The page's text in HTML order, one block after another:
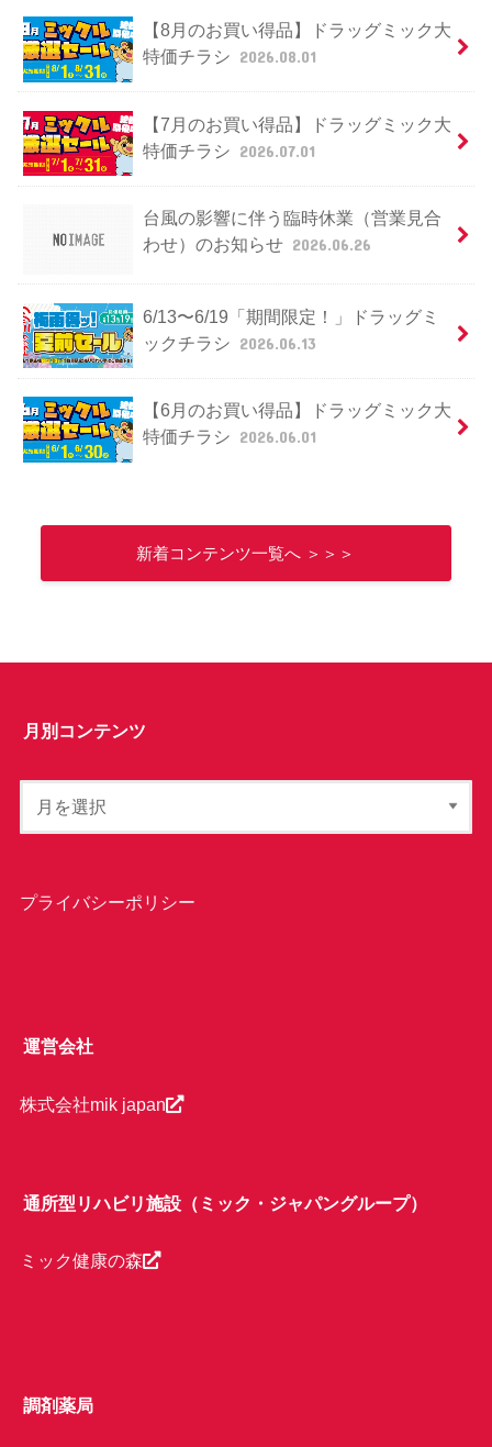
【8月のお買い得品】ドラッグミック大
特価チラシ 2026.08.01
【7月のお買い得品】ドラッグミック大
特価チラシ 2026.07.01
台風の影響に伴う臨時休業（営業見合
わせ）のお知らせ 2026.06.26
6/13〜6/19「期間限定！」ドラッグミ
ックチラシ 2026.06.13
【6月のお買い得品】ドラッグミック大
特価チラシ 2026.06.01
新着コンテンツ一覧へ ＞＞＞
月別コンテンツ
プライバシーポリシー
運営会社
株式会社mik japan
通所型リハビリ施設（ミック・ジャパングループ）
ミック健康の森
調剤薬局